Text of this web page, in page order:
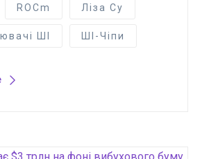
ROCm Ліза Су
ШІ ШІ-Чіпи